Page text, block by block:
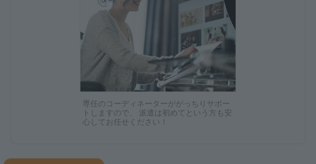
専任のコーディネーターががっちりサポー
トしますので、 派遣は初めてという方も安
心してお任せください！